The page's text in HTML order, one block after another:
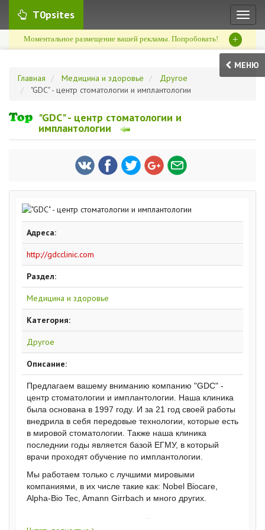
T0psites
Моментальное размещение вашей рекламы. Попробовать! +
МЕНЮ
Главная
Медицина и здоровье
Другое
"GDC" - центр стоматологии и имплантологии
"GDC" - центр стоматологии и
имплантологии
Адреса:
http://gdcclinic.com
Раздел:
Медицина и здоровье
Категория:
Другое
Описание:
Предлагаем вашему вниманию компанию "GDC" -
центр стоматологии и имплантологии. Наша клиника
была основана в 1997 году. И за 21 год своей работы
внедрила в себя передовые технологии, которые есть
в мировой стоматологии. Также наша клиника
последнии годы является базой ЕГМУ, в который
врачи проходят обучение по имплантологии.
Мы работаем только с лучшими мировыми
компаниями, в их числе такие как: Nobel Biocare,
Alpha-Bio Tec, Amann Girrbach и много других.
Преимущества нашей клиники: